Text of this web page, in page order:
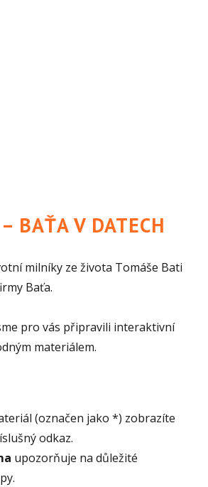
BAŤA V DATECH
milníky ze života Tomáše Bati
Baťa.
pro vás připravili interaktivní
materiálem.
(označen jako *) zobrazíte
odkaz.
upozorňuje na důležité